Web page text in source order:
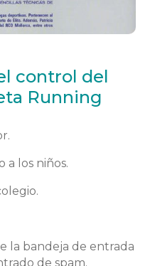
control del
Running
a los niños.
la bandeja de entrada
de spam.